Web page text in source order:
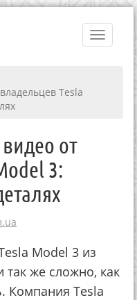
Toggle
Tesla
от
3:
Model 3 из
так же сложно, как
Компания Tesla